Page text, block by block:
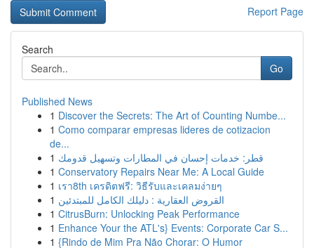
Report Page
Search
Go
Published News
1 Discover the Secrets: The Art of Counting Numbe...
1 Como comparar empresas lideres de cotizacion
de...
1 قطر: خدمات إحسان في المطارات وتسهيل قدومك
1 Conservatory Repairs Near Me: A Local Guide
1 เรา8th เครดิตฟรี: วิธีรับและเคลมง่ายๆ
1 القروض العقارية : دليلك الكامل للمبتدئين
1 CitrusBurn: Unlocking Peak Performance
1 Enhance Your the ATL's} Events: Corporate Car S...
1 {Rindo de Mim Pra Não Chorar: O Humor